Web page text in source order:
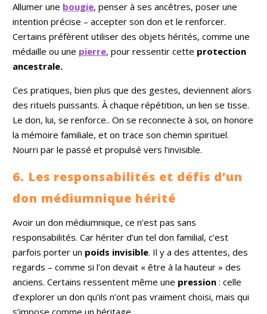
Allumer une bougie, penser à ses ancêtres, poser une
intention précise – accepter son don et le renforcer.
Certains préfèrent utiliser des objets hérités, comme une
médaille ou une pierre, pour ressentir cette protection
ancestrale.
Ces pratiques, bien plus que des gestes, deviennent alors
des rituels puissants. À chaque répétition, un lien se tisse.
Le don, lui, se renforce.. On se reconnecte à soi, on honore
la mémoire familiale, et on trace son chemin spirituel.
Nourri par le passé et propulsé vers l’invisible.
6. Les responsabilités et défis d’un
don médiumnique hérité
Avoir un don médiumnique, ce n’est pas sans
responsabilités. Car hériter d’un tel don familial, c’est
parfois porter un poids invisible. Il y a des attentes, des
regards – comme si l’on devait « être à la hauteur » des
anciens. Certains ressentent même une pression : celle
d’explorer un don qu’ils n’ont pas vraiment choisi, mais qui